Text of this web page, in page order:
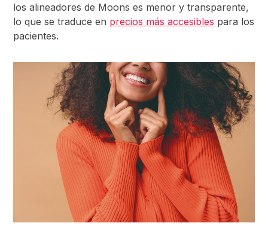
los alineadores de Moons es menor y transparente,
lo que se traduce en precios más accesibles para los
pacientes.